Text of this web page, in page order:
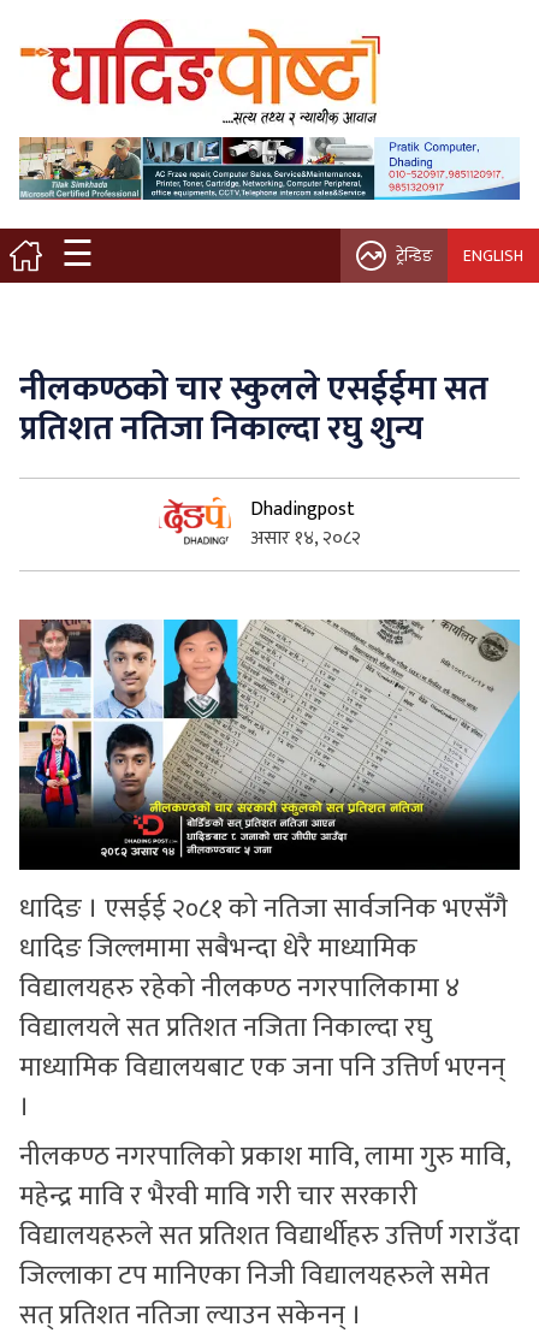
☰
मुख्य पृष्ठ
स्थानीय समाचार
विचार / ब्लग
नगर/गाउँ पालिका
कृषि/सहकारी
साहित्य / संस्कृति
सुचनाहरु
स्वास्थ्य
भिडियो
ट्रेन्डिङ ENGLISH
नीलकण्ठको चार स्कुलले एसईईमा सत
प्रतिशत नतिजा निकाल्दा रघु शुन्य
Dhadingpost
असार १४, २०८२
धादिङ । एसईई २०८१ को नतिजा सार्वजनिक भएसँगै
धादिङ जिल्लमामा सबैभन्दा धेरै माध्यामिक
विद्यालयहरु रहेको नीलकण्ठ नगरपालिकामा ४
विद्यालयले सत प्रतिशत नजिता निकाल्दा रघु
माध्यामिक विद्यालयबाट एक जना पनि उत्तिर्ण भएनन्
।
नीलकण्ठ नगरपालिको प्रकाश मावि, लामा गुरु मावि,
महेन्द्र मावि र भैरवी मावि गरी चार सरकारी
विद्यालयहरुले सत प्रतिशत विद्यार्थीहरु उत्तिर्ण गराउँदा
जिल्लाका टप मानिएका निजी विद्यालयहरुले समेत
सत् प्रतिशत नतिजा ल्याउन सकेनन् ।